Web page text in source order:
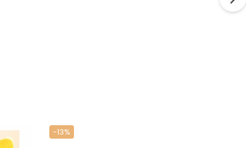
-13%